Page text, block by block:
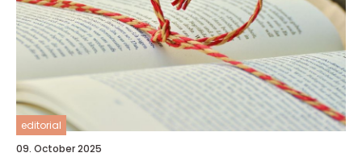
editorial
09. October 2025